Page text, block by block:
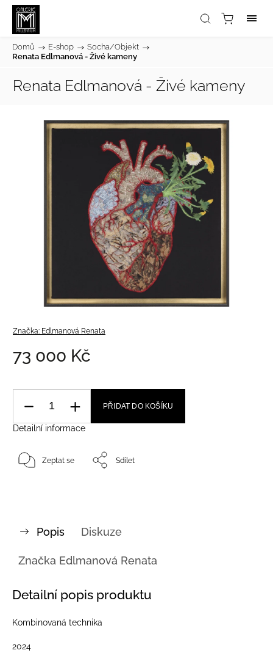
Domů / E-shop / Socha/Objekt /
Renata Edlmanová - Živé kameny
Renata Edlmanová - Živé kameny
Značka: Edlmanová Renata
73 000 Kč
PŘIDAT DO KOŠÍKU
Detailní informace
Zeptat se Sdílet
Popis Diskuze
Značka Edlmanová Renata
Detailní popis produktu
Kombinovaná technika
2024